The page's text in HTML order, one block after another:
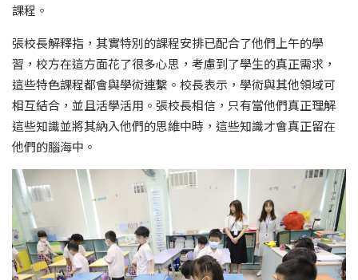
課程。
張校長解釋指，其實特別的課程安排已配合了他們上午的學
習，校方在這方面花了很多心思，考慮到了學生的真正需求，
這些特色課程都會與學術連繫。校長表示，學術與其他領域可
相互結合，並且活學活用。張校長相信，只有當他們真正理解
這些知識並將其納入他們的思維中時，這些知識才會真正留在
他們的腦海中。